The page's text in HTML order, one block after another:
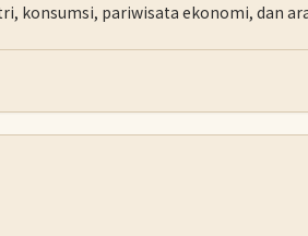
konsumsi, pariwisata ekonomi, dan